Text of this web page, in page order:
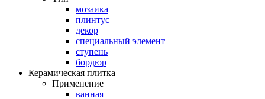
мозаика
плинтус
декор
специальный элемент
ступень
бордюр
Керамическая плитка
Применение
ванная